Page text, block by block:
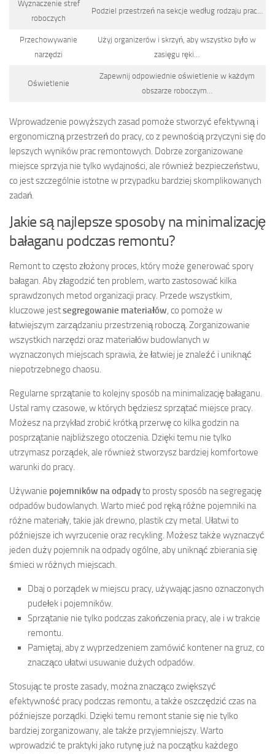
Wyznaczenie stref
roboczych
Podziel przestrzeń na sekcje według rodzaju prac…
Przechowywanie
narzędzi
Użyj organizerów i skrzyń, aby wszystko było w
zasięgu ręki…
Oświetlenie
Zapewnij odpowiednie oświetlenie w każdym
obszarze roboczym…
Wprowadzenie powyższych zasad pomoże stworzyć efektywną i
ergonomiczną przestrzeń do pracy, co z pewnością przyczyni się do
lepszych wyników prac remontowych. Dobrze zorganizowane
miejsce sprzyja nie tylko wydajności, ale również bezpieczeństwu,
co jest szczególnie istotne w przypadku bardziej skomplikowanych
zadań.
Jakie są najlepsze sposoby na minimalizację
bałaganu podczas remontu?
Remont to często złożony proces, który może generować spory
bałagan. Aby złagodzić ten problem, warto zastosować kilka
sprawdzonych metod organizacji pracy. Przede wszystkim,
kluczowe jestsegregowanie materiałów, co pomoże w
łatwiejszym zarządzaniu przestrzenią roboczą. Zorganizowanie
wszystkich narzędzi oraz materiałów budowlanych w
wyznaczonych miejscach sprawia, że łatwiej je znaleźć i uniknąć
niepotrzebnego chaosu.
Regularne sprzątanie to kolejny sposób na minimalizację bałaganu.
Ustal ramy czasowe, w których będziesz sprzątać miejsce pracy.
Możesz na przykład zrobić krótką przerwę co kilka godzin na
posprzątanie najbliższego otoczenia. Dzięki temu nie tylko
utrzymasz porządek, ale również stworzysz bardziej komfortowe
warunki do pracy.
Używanie pojemników na odpadyto prosty sposób na segregację
odpadów budowlanych. Warto mieć pod ręką różne pojemniki na
różne materiały, takie jak drewno, plastik czy metal. Ułatwi to
późniejsze ich wyrzucenie oraz recykling. Możesz także wyznaczyć
jeden duży pojemnik na odpady ogólne, aby uniknąć zbierania się
śmieci w różnych miejscach.
Dbaj o porządek w miejscu pracy, używając jasno oznaczonych
pudełek i pojemników.
Sprzątanie nie tylko podczas zakończenia pracy, ale i w trakcie
remontu.
Pamiętaj, aby z wyprzedzeniem zamówić kontener na gruz, co
znacząco ułatwi usuwanie dużych odpadów.
Stosując te proste zasady, można znacząco zwiększyć
efektywność pracy podczas remontu, a także oszczędzić czas na
późniejsze porządki. Dzięki temu remont stanie się nie tylko
bardziej zorganizowany, ale także przyjemniejszy. Warto
wprowadzić te praktyki jako rutynę już na początku każdego